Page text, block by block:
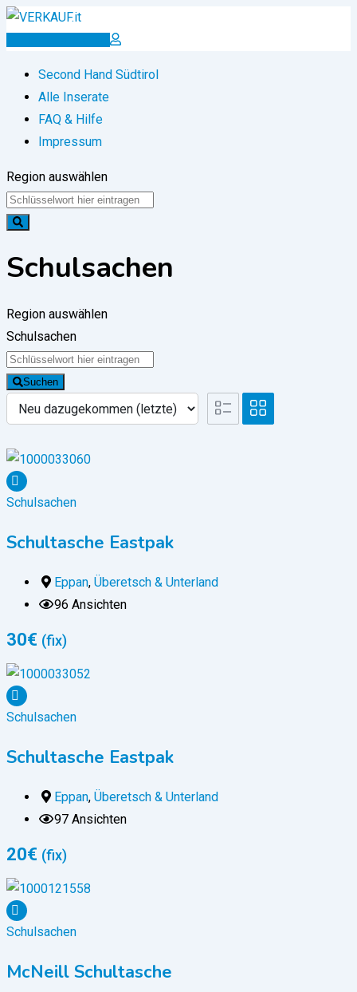
Zum
Inserat erstellen
Second Hand Südtirol
Alle Inserate
FAQ & Hilfe
Impressum
Region auswählen
Schulsachen
Region auswählen
Schulsachen
Suchen
Schulsachen
Schultasche Eastpak
Eppan, Überetsch & Unterland
96 Ansichten
30€ (fix)
Schulsachen
Schultasche Eastpak
Eppan, Überetsch & Unterland
97 Ansichten
20€ (fix)
Schulsachen
McNeill Schultasche